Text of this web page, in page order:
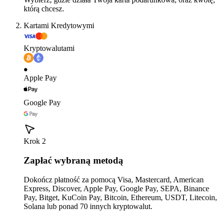
którą chcesz.
Kartami Kredytowymi
Kryptowalutami
Apple Pay
Google Pay
Krok 2
Zapłać wybraną metodą
Dokończ płatność za pomocą Visa, Mastercard, American
Express, Discover, Apple Pay, Google Pay, SEPA, Binance
Pay, Bitget, KuCoin Pay, Bitcoin, Ethereum, USDT, Litecoin,
Solana lub ponad 70 innych kryptowalut.